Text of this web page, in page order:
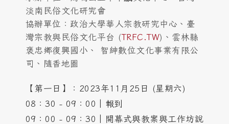
淡南民俗文化研究會
協辦單位：政治大學華人宗教研究中心、臺
灣宗教與民俗文化平台 (TRFC.TW)、雲林縣
褒忠鄉復興國小、 智紳數位文化事業有限公
司、隨香地圖
【第一日】：2023年11月25日 (星期六)
08：30 - 09：00│報到
09：00 - 09：30│開幕式與教案與工作坊說